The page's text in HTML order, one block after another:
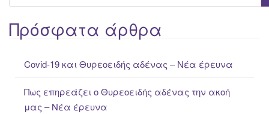
e
a
rΠρόσφατα άρθρα
Covid-19 και Θυρεοειδής αδένας – Νέα έρευνα
Πως επηρεάζει ο Θυρεοειδής αδένας την ακοή
μας – Νέα έρευνα